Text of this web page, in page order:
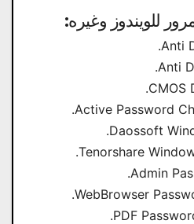
للويندوز وغيره:
Anti
Anti
CMOS
Active Password
Daossoft
Tenorshare
Admin
WebBrowser
PDF